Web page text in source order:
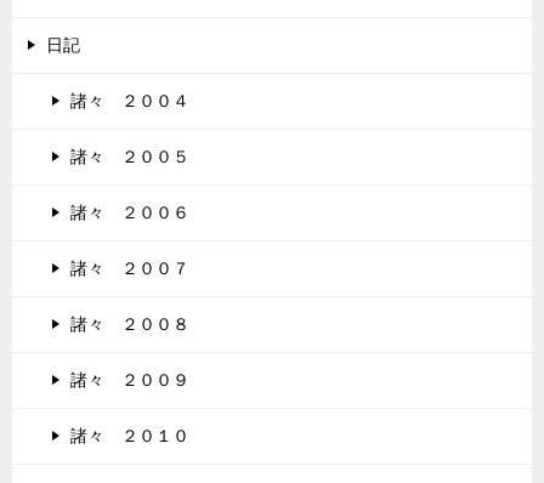
日記
諸々 ２００４
諸々 ２００５
諸々 ２００６
諸々 ２００７
諸々 ２００８
諸々 ２００９
諸々 ２０１０